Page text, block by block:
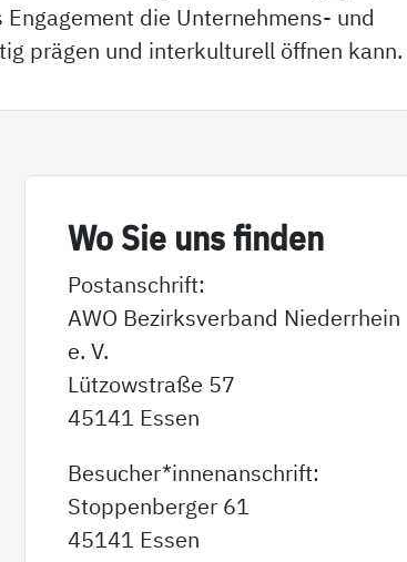
die Unternehmens- und
prägen und interkulturell öffnen kann.
Wo Sie uns fin­den
Postanschrift:
AWO Bezirksverband Niederrhein
e. V.
Lützowstraße 57
45141 Essen
Besucher*innenanschrift:
Stoppenberger 61
45141 Essen